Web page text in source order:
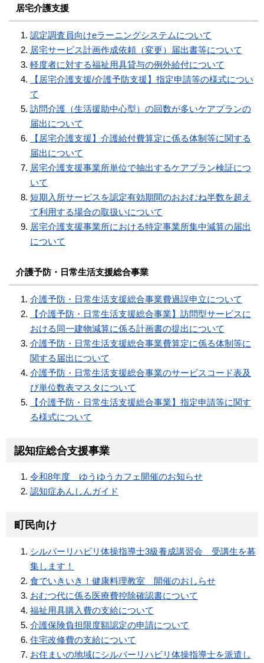
居宅介護支援
認定調査員向けeラーニングシステムについて
居宅サービス計画作成依頼（変更）届出書等について
軽度者に対する福祉用具貸与の例外給付について
【居宅介護支援/介護予防支援】指定申請等の様式につい
て
訪問介護（生活援助中心型）の回数が多いケアプランの
届出について
【居宅介護支援】介護給付費算定に係る体制等に関する
届出について
居宅介護支援事業所単位で抽出するケアプラン検証につ
いて
短期入所サービスを認定有効期間のおおむね半数を超え
て利用する場合の取扱いについて
居宅介護支援事業所における特定事業所集中減算の届出
について
介護予防・日常生活支援総合事業
介護予防・日常生活支援総合事業費過誤申立について
【介護予防・日常生活支援総合事業】訪問型サービスに
おける同一建物減算に係る計画書の提出について
介護予防・日常生活支援総合事業費算定に係る体制等に
関する届出について
介護予防・日常生活支援総合事業のサービスコード表及
び単位数表マスタについて
【介護予防・日常生活支援総合事業】指定申請等に関す
る様式について
認知症総合支援事業
令和8年度 ゆうゆうカフェ開催のお知らせ
認知症あんしんガイド
町民向け
シルバーリハビリ体操指導士3級養成講習会 受講生を募
集します！
食でいきいき！健康料理教室 開催のおしらせ
おむつ代に係る医療費控除確認書について
福祉用具購入費の支給について
介護保険負担限度額認定の申請について
住宅改修費の支給について
お住まいの地域にシルバーリハビリ体操指導士を派遣し